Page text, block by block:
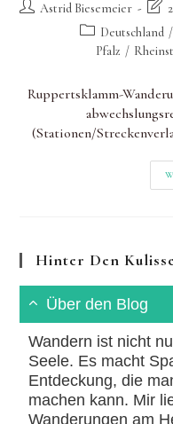
Beitrags-Astrid Biesemeier
Beitrags-
Kategorie:
Deutschland /
Pfalz /
Ruppertsklamm-
(Stationen/
Hinter Den
Über den Blog
Wandern ist nicht
Seele. Es macht
Entdeckung, die
machen kann. Mir
Wanderungen am